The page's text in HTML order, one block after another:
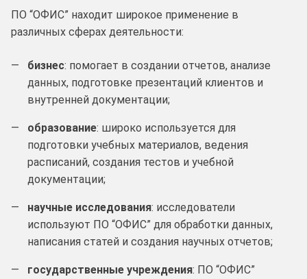
ПО “ОФИС” находит широкое применение в
различных сферах деятельности:
бизнес: помогает в создании отчетов, анализе
данных, подготовке презентаций клиентов и
внутренней документации;
образование: широко используется для
подготовки учебных материалов, ведения
расписаний, создания тестов и учебной
документации;
научные исследования: исследователи
используют ПО “ОФИС” для обработки данных,
написания статей и создания научных отчетов;
государственные учреждения: ПО “ОФИС”